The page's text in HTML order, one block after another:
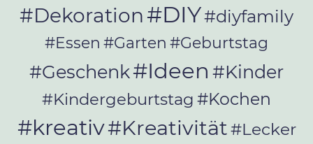
#Dekoration #DIY#diyfamily
#Essen #Garten #Geburtstag
#Geschenk#Ideen #Kinder
#Kindergeburtstag #Kochen
#kreativ#Kreativität#Lecker